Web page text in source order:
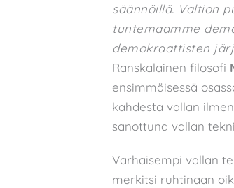
säännöillä. Valtion
tuntemaamme
demokraattisten
Ranskalainen filosofi
ensimmäisessä
kahdesta vallan
sanottuna vallan
Varhaisempi vallan
merkitsi ruhtinaan